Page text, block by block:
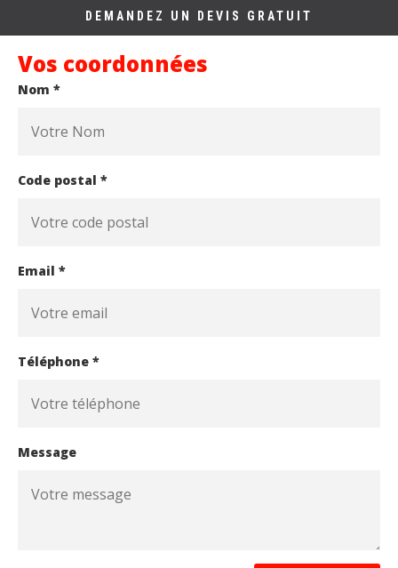
DEMANDEZ UN DEVIS GRATUIT
Vos coordonnées
Nom *
Code postal *
Email *
Téléphone *
Message